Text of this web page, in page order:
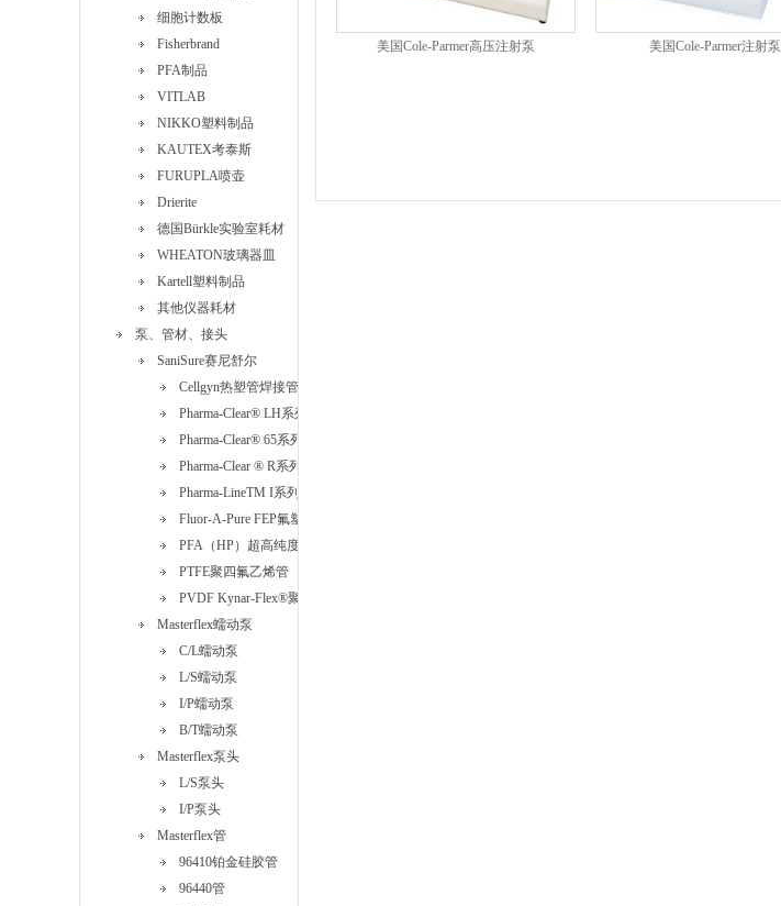
细胞计数板
Fisherbrand
PFA制品
VITLAB
NIKKO塑料制品
KAUTEX考泰斯
FURUPLA喷壶
Drierite
德国Bürkle实验室耗材
WHEATON玻璃器皿
Kartell塑料制品
其他仪器耗材
泵、管材、接头
SaniSure赛尼舒尔
Cellgyn热塑管焊接管
Pharma-Clear® LH系列铂金硅胶管
Pharma-Clear® 65系列铂金硅胶管
Pharma-LineTM I系列热塑性硫化橡胶(TPV)管
Fluor-A-Pure FEP氟塑料管
PFA（HP）超高纯度PFA管
PTFE聚四氟乙烯管
PVDF Kynar-Flex®聚偏二氟乙烯管
Masterflex蠕动泵
C/L蠕动泵
L/S蠕动泵
I/P蠕动泵
B/T蠕动泵
Masterflex泵头
L/S泵头
I/P泵头
Masterflex管
96410铂金硅胶管
96440管
美国Cole-Parmer高压注射泵 美国Cole-Parmer注射泵